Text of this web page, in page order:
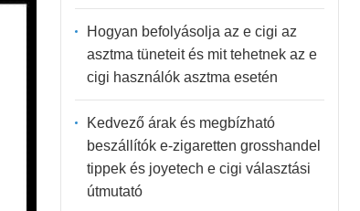
Hogyan befolyásolja az e cigi az
asztma tüneteit és mit tehetnek az e
cigi használók asztma esetén
Kedvező árak és megbízható
beszállítók e-zigaretten grosshandel
tippek és joyetech e cigi választási
útmutató